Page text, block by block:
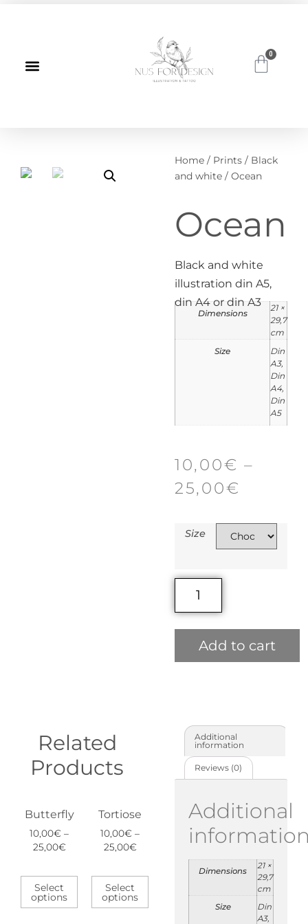
0
Home / Prints / Black
and white / Ocean
Ocean
Black and white
illustration din A5,
din A4 or din A3
Dimensions
21 ×
29,7
cm
Size
Din
A3,
Din
A4,
Din
A5
10,00€ –
25,00€
Size
Add to cart
Related
Products
Butterfly
10,00€ –
25,00€
Select
options
Tortiose
10,00€ –
25,00€
Select
options
Additional
information
Reviews (0)
Additional
Dimensions
21 ×
29,7
cm
Size
Din
A3,